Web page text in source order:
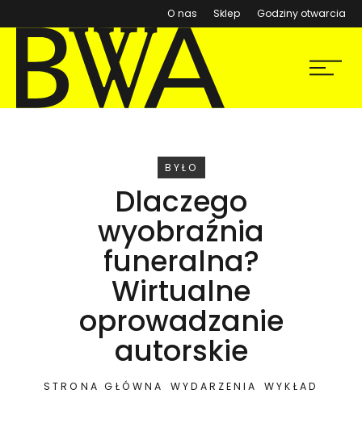
O nas Sklep (otwiera się w nowym
Godziny otwarcia
BWA Wrocław
Galerie Sztuki Współczesnej
Menu
WYDARZENIE
BYŁO
Dlaczego
wyobraźnia
funeralna?
Wirtualne
oprowadzanie
autorskie
STRONA GŁÓWNA WYDARZENIA WYKŁAD